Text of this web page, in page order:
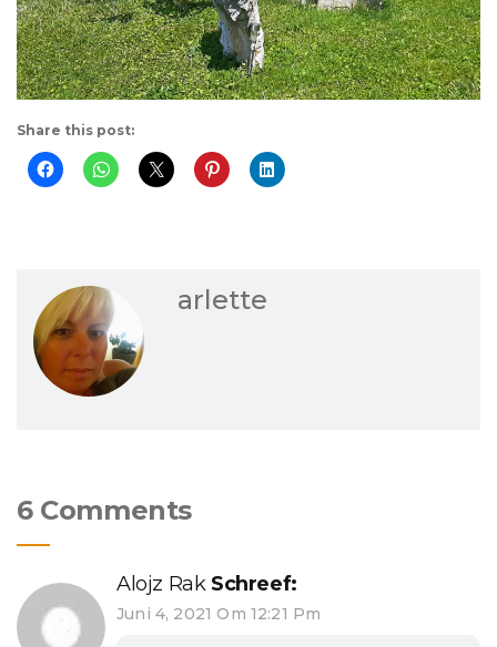
Share this post:
arlette
6 Comments
Alojz Rak Schreef:
Juni 4, 2021 Om 12:21 Pm